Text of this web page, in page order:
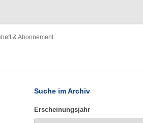
& Abonnement
Suche im Archiv
Erscheinungsjahr